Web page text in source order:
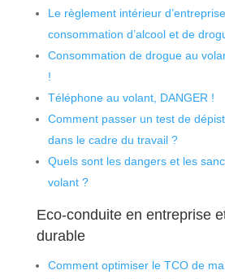
Le règlement intérieur
consommation d’alcool et de
Consommation de drogue au
!
Téléphone au volant, DANGER !
Comment passer un test de
dans le cadre du travail ?
Quels sont les dangers et les
volant ?
Eco-conduite en entreprise
durable
Comment optimiser le TCO de